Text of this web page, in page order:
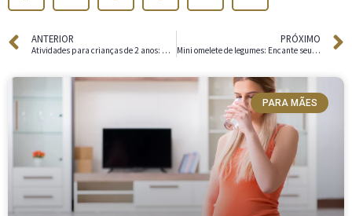
ANTERIOR
Atividades para crianças de 2 anos: Opções de desenvolvimento
PRÓXIMO
Mini omelete de legumes: Encante seu filho com essa receita!
PARA MÃES